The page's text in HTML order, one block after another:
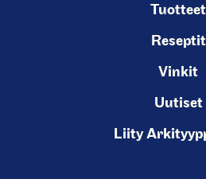
Tuotteet
Reseptit
Vinkit
Uutiset
Liity